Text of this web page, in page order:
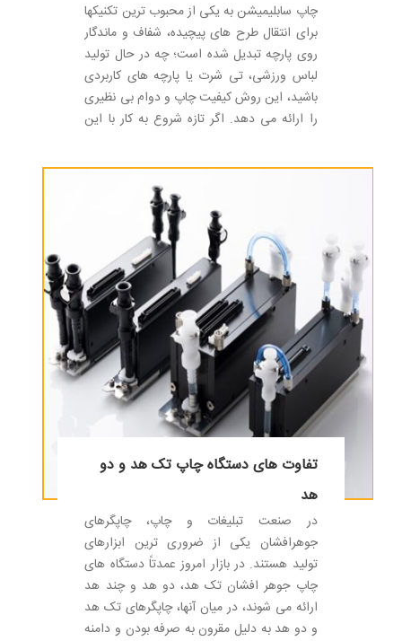
چاپ سابلیمیشن به یکی از محبوب ترین تکنیکها
برای انتقال طرح های پیچیده، شفاف و ماندگار
روی پارچه تبدیل شده است؛ چه در حال تولید
لباس ورزشی، تی شرت یا پارچه های کاربردی
باشید، این روش کیفیت چاپ و دوام بی نظیری
را ارائه می دهد. اگر تازه شروع به کار با این
انتخاب نوع پارچه برای چاپ سابلیمیشن و نقش
آن در کیفیت محصول نهایی خود کنجکاو باشید،
حقیقت این است که انتخاب پارچه بسیار مهم
تفاوت های دستگاه چاپ تک هد و دو
هد
در صنعت تبلیغات و چاپ، چاپگرهای
جوهرافشان یکی از ضروری ترین ابزارهای
تولید هستند. در بازار امروز عمدتاً دستگاه های
چاپ جوهر افشان تک هد، دو هد و چند هد
ارائه می شوند، در میان آنها، چاپگرهای تک هد
و دو هد به دلیل مقرون به صرفه بودن و دامنه